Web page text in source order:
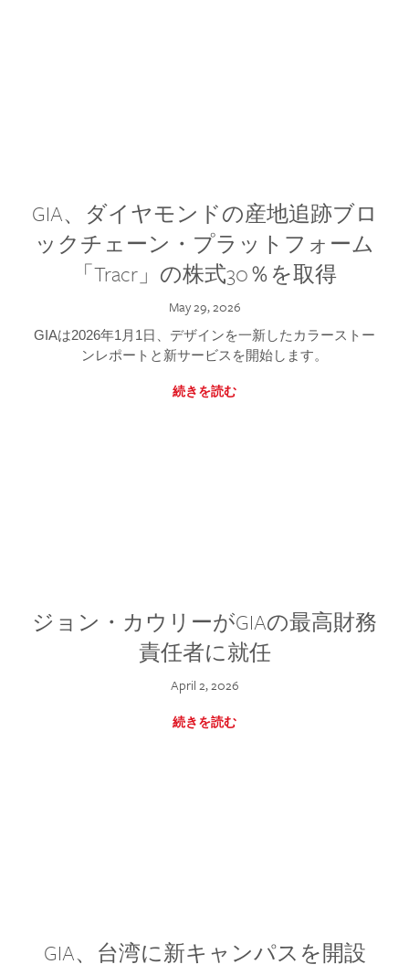
GIA、ダイヤモンドの産地追跡ブロ
ックチェーン・プラットフォーム
「Tracr」の株式30％を取得
May 29, 2026
GIAは2026年1月1日、デザインを一新したカラーストー
ンレポートと新サービスを開始します。
続きを読む
ジョン・カウリーがGIAの最高財務
責任者に就任
April 2, 2026
続きを読む
GIA、台湾に新キャンパスを開設